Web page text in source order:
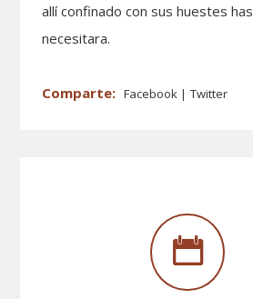
allí confinado con sus huestes
necesitara.
Facebook Twitter